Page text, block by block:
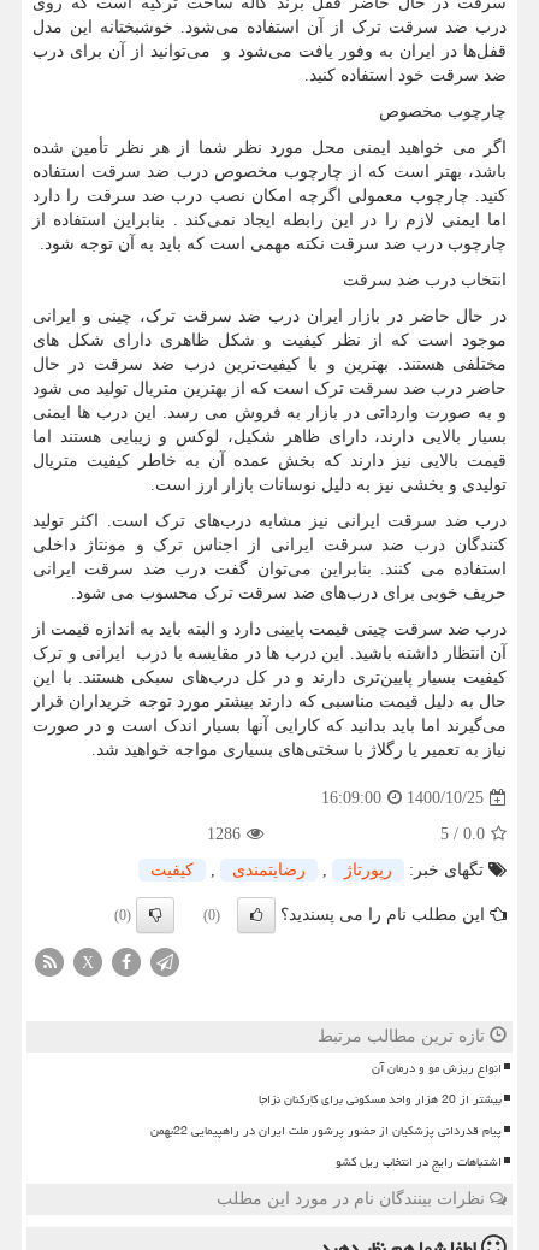
درب ضد سرقت ترک از آن استفاده می‌شود. خوشبختانه این مدل
قفل‌ها در ایران به وفور یافت می‌شود و می‌توانید از آن برای درب
ضد سرقت خود استفاده کنید.
چارچوب مخصوص
اگر می خواهید ایمنی محل مورد نظر شما از هر نظر تأمین شده
باشد، بهتر است که از چارچوب مخصوص درب ضد سرقت استفاده
کنید. چارچوب معمولی اگرچه امکان نصب درب ضد سرقت را دارد
اما ایمنی لازم را در این رابطه ایجاد نمی‌کند . بنابراین استفاده از
چارچوب درب ضد سرقت نکته مهمی است که باید به آن توجه شود.
انتخاب درب ضد سرقت
در حال حاضر در بازار ایران درب ضد سرقت ترک، چینی و ایرانی
موجود است که از نظر کیفیت و شکل ظاهری دارای شکل های
مختلفی هستند. بهترین و با کیفیت‌ترین درب ضد سرقت در حال
حاضر درب ضد سرقت ترک است که از بهترین متریال تولید می شود
و به صورت وارداتی در بازار به فروش می رسد. این درب ها ایمنی
بسیار بالایی دارند، دارای ظاهر شکیل، لوکس و زیبایی هستند اما
قیمت بالایی نیز دارند که بخش عمده آن به خاطر کیفیت متریال
تولیدی و بخشی نیز به دلیل نوسانات بازار ارز است.
درب ضد سرقت ایرانی نیز مشابه درب‌های ترک است. اکثر تولید
کنندگان درب ضد سرقت ایرانی از اجناس ترک و مونتاژ داخلی
استفاده می کنند. بنابراین می‌توان گفت درب ضد سرقت ایرانی
حریف خوبی برای درب‌های ضد سرقت ترک محسوب می شود.
درب ضد سرقت چینی قیمت پایینی دارد و البته باید به اندازه قیمت از
آن انتظار داشته باشید. این درب ها در مقایسه با درب ایرانی و ترک
کیفیت بسیار پایین‌تری دارند و در کل درب‌های سبکی هستند. با این
حال به دلیل قیمت مناسبی که دارند بیشتر مورد توجه خریداران قرار
می‌گیرند اما باید بدانید که کارایی آنها بسیار اندک است و در صورت
نیاز به تعمیر یا رگلاژ با سختی‌های بسیاری مواجه خواهید شد.
1400/10/25
16:09:00
0.0
/
5
1286
تگهای خبر:
رپورتاژ , رضایتمندی , كیفیت
این مطلب نام را می پسندید؟ (0)
(0)
X
تازه ترین مطالب مرتبط
انواع ریزش مو و درمان آن
بیشتر از 20 هزار واحد مسکونی برای کارکنان نزاجا
پیام قدردانی پزشکیان از حضور پرشور ملت ایران در راهپیمایی 22بهمن
اشتباهات رایج در انتخاب ریل کشو
نظرات بینندگان نام در مورد این مطلب